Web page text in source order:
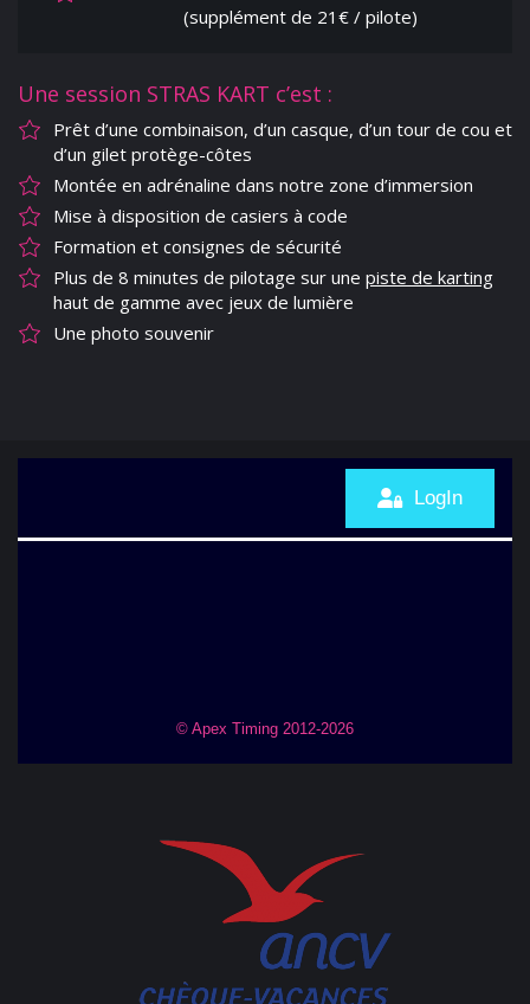
(supplément de 21€ / pilote)
Une session STRAS KART c’est :
Prêt d’une combinaison, d’un casque, d’un tour de cou et
d’un gilet protège-côtes
Montée en adrénaline dans notre zone d’immersion
Mise à disposition de casiers à code
Formation et consignes de sécurité
Plus de 8 minutes de pilotage sur une piste de karting
haut de gamme avec jeux de lumière
Une photo souvenir